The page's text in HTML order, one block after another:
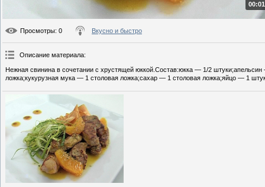
Просмотры: 0 Вкусно и быстро
Описание материала:
Нежная свинина в сочетании с хрустящей юккой.Состав:юкка — 1/2
ложка;кукурузная мука — 1 столовая ложка;сахар — 1 столовая ложка;яйцо — 1